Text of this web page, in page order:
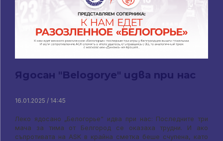
Ядосан "Belogorye" идва при нас
16.01.2025 / 14:45
Леко ядосано „Белогорье“ идва при нас: Последните три
мача за тима от Белгород се оказаха трудни. И ако
съпротивата на ASK в крайна сметка беше счупена, като